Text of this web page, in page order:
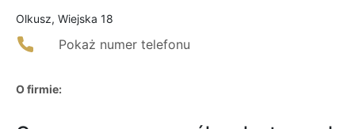
Olkusz, Wiejska 18
Pokaż numer telefonu
O firmie: